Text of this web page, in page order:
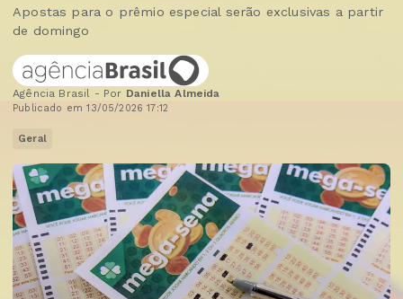
Apostas para o prêmio especial serão exclusivas a partir
de domingo
Agência Brasil - Por Daniella Almeida
Publicado em 13/05/2026 17:12
Geral